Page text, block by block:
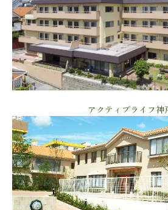
アクティブライフ神